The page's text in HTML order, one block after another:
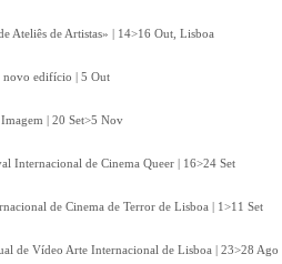
Ateliês de Artistas» | 14>16 Out, Lisboa
edifício | 5 Out
| 20 Set>5 Nov
Internacional de Cinema Queer | 16>24 Set
de Cinema de Terror de Lisboa | 1>11 Set
de Vídeo Arte Internacional de Lisboa | 23>28 Ago